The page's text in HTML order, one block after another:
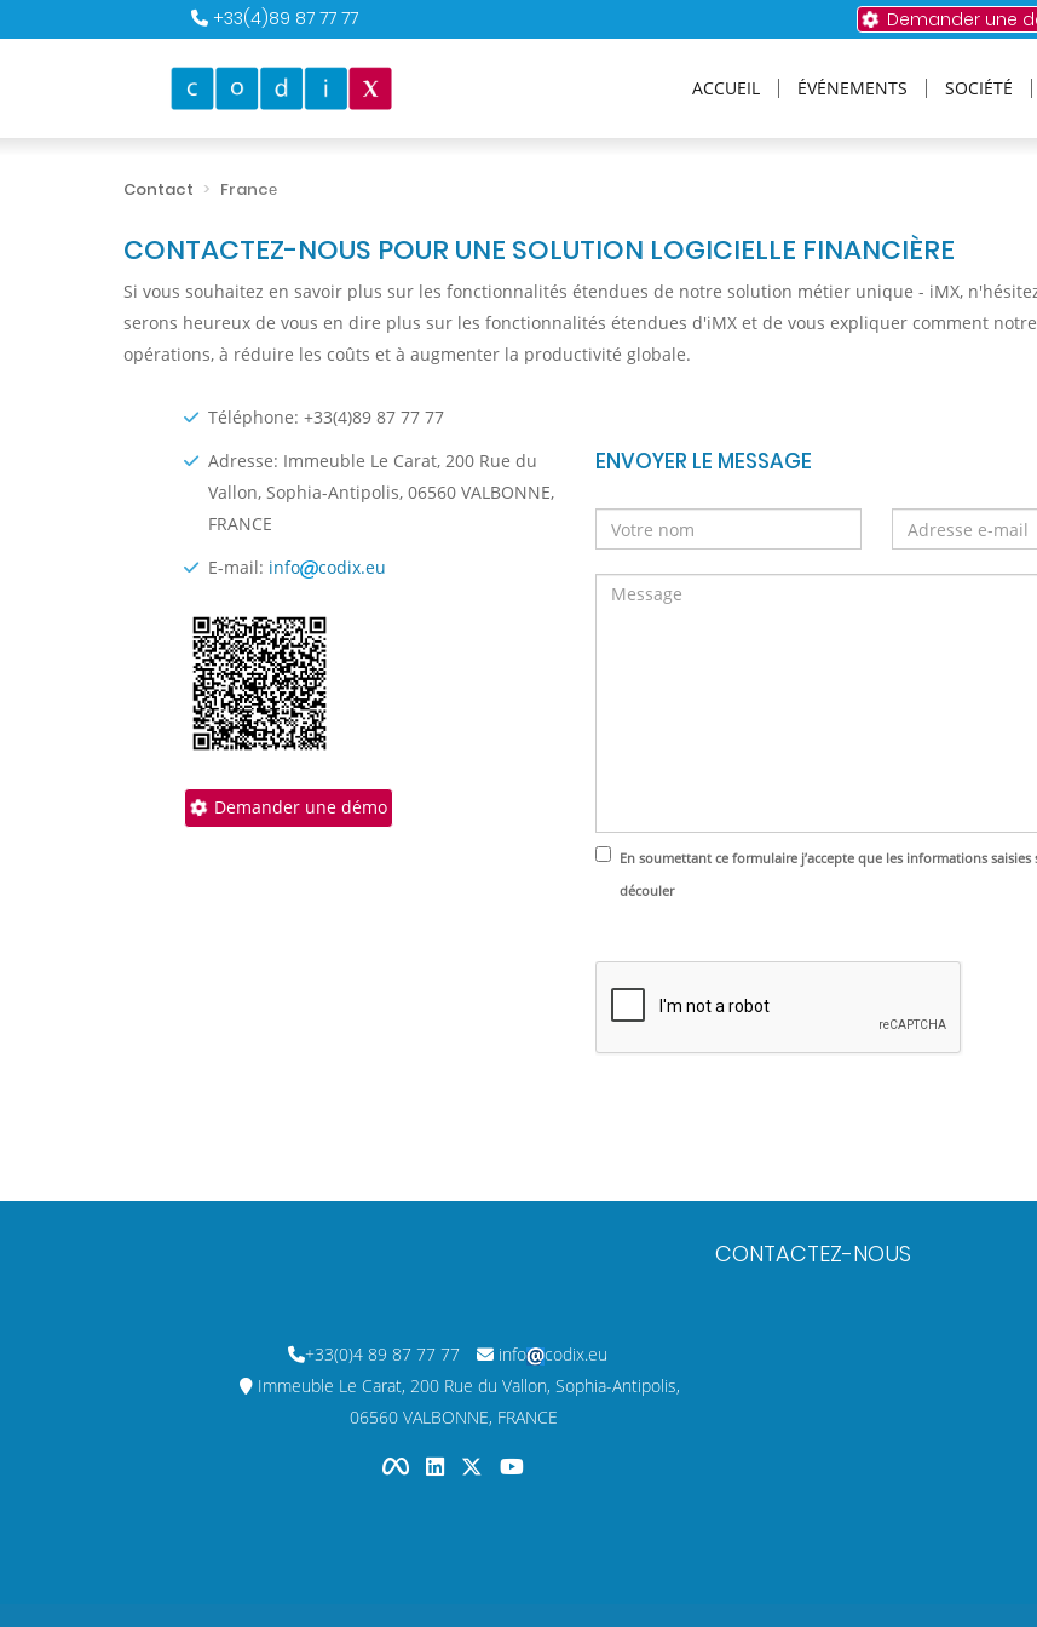
+33(4)89 87 77 77 Demander une
ACCUEIL ÉVÉNEMENTS SOCIÉTÉ
Contact Francе
CONTACTEZ-NOUS POUR UNE SOLUTION LOGICIELLE FINANCIÈRE
Si vous souhaitez en savoir plus sur les fonctionnalités étendues de notre solution métier unique - iMX,
serons heureux de vous en dire plus sur les fonctionnalités étendues d'iMX et de vous expliquer comment
opérations, à réduire les coûts et à augmenter la productivité globale.
Téléphone: +33(4)89 87 77 77
Adresse: Immeuble Le Carat, 200 Rue du
Vallon, Sophia-Antipolis, 06560 VALBONNE,
FRANCE
E-mail: info codix.eu
Demander une démo
ENVOYER LE MESSAGE
En soumettant ce formulaire j’accepte que les informations
découler
CONTACTEZ-NOUS
+33(0)4 89 87 77 77 info
codix.eu
Immeuble Le Carat, 200 Rue du Vallon, Sophia-Antipolis,
06560 VALBONNE, FRANCE